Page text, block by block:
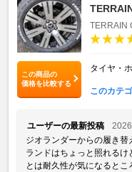
この商品の
価格を比較する
TERRAIN
タイヤ・
このカテ
ユーザーの最新投稿
ジオランダーからの履き
ランドはちょっと照れる
とは耐久性が気になるとこ